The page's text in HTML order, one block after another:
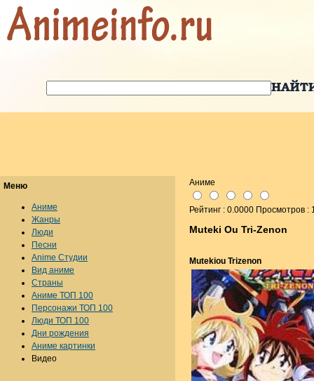
Аниме
Рейтинг : 0.0000 Просмотров :
Muteki Ou Tri-Zenon
Mutekiou Trizenon
Меню
Аниме
Жанры
Люди
Песни
Anime Студии
Вид аниме
Страны
Аниме ТОП 100
Персонажи ТОП 100
Люди ТОП 100
Дни рождения
Аниме картинки
Видео